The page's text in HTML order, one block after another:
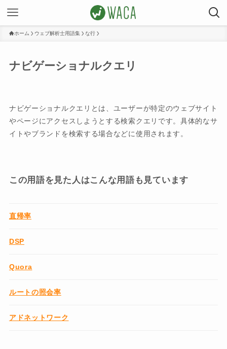
ホーム ウェブ解析士用語集 な行
ナビゲーショナルクエリ
ナビゲーショナルクエリとは、ユーザーが特定のウェブサイト
やページにアクセスしようとする検索クエリです。具体的なサ
イトやブランドを検索する場合などに使用されます。
この用語を見た人はこんな用語も見ています
直帰率
DSP
Quora
ルートの照会率
アドネットワーク